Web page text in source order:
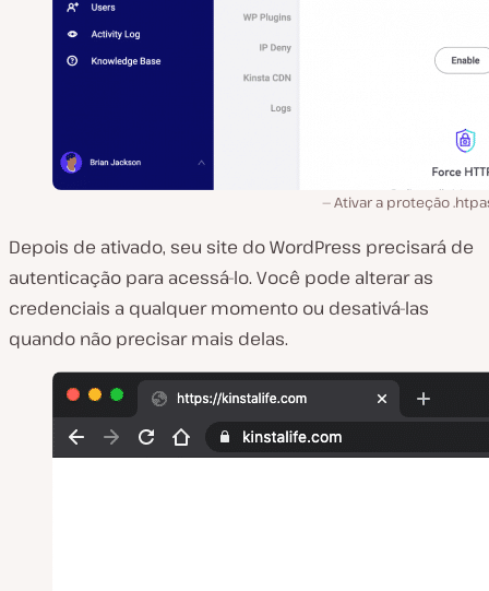
Ativar a proteção
Depois de ativado, seu site do WordPress precisará de
autenticação para acessá-lo. Você pode alterar as
credenciais a qualquer momento ou desativá-las
quando não precisar mais delas.